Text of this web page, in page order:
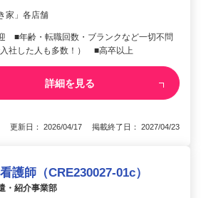
家」各店舗
■年齢・転職回数・ブランクなど一切不問
入社した人も多数！） ■高卒以上
詳細を見る
更新日： 2026/04/17 掲載終了日： 2027/04/23
護師（CRE230027-01c）
・紹介事業部